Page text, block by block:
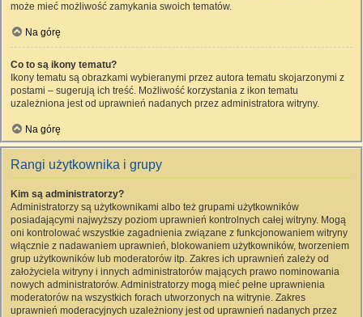
może mieć możliwość zamykania swoich tematów.
Na górę
Co to są ikony tematu?
Ikony tematu są obrazkami wybieranymi przez autora tematu skojarzonymi z
postami – sugerują ich treść. Możliwość korzystania z ikon tematu
uzależniona jest od uprawnień nadanych przez administratora witryny.
Na górę
Rangi użytkownika i grupy
Kim są administratorzy?
Administratorzy są użytkownikami albo też grupami użytkowników
posiadającymi najwyższy poziom uprawnień kontrolnych całej witryny. Mogą
oni kontrolować wszystkie zagadnienia związane z funkcjonowaniem witryny
włącznie z nadawaniem uprawnień, blokowaniem użytkowników, tworzeniem
grup użytkowników lub moderatorów itp. Zakres ich uprawnień zależy od
założyciela witryny i innych administratorów mających prawo nominowania
nowych administratorów. Administratorzy mogą mieć pełne uprawnienia
moderatorów na wszystkich forach utworzonych na witrynie. Zakres
uprawnień moderacyjnych uzależniony jest od uprawnień nadanych przez